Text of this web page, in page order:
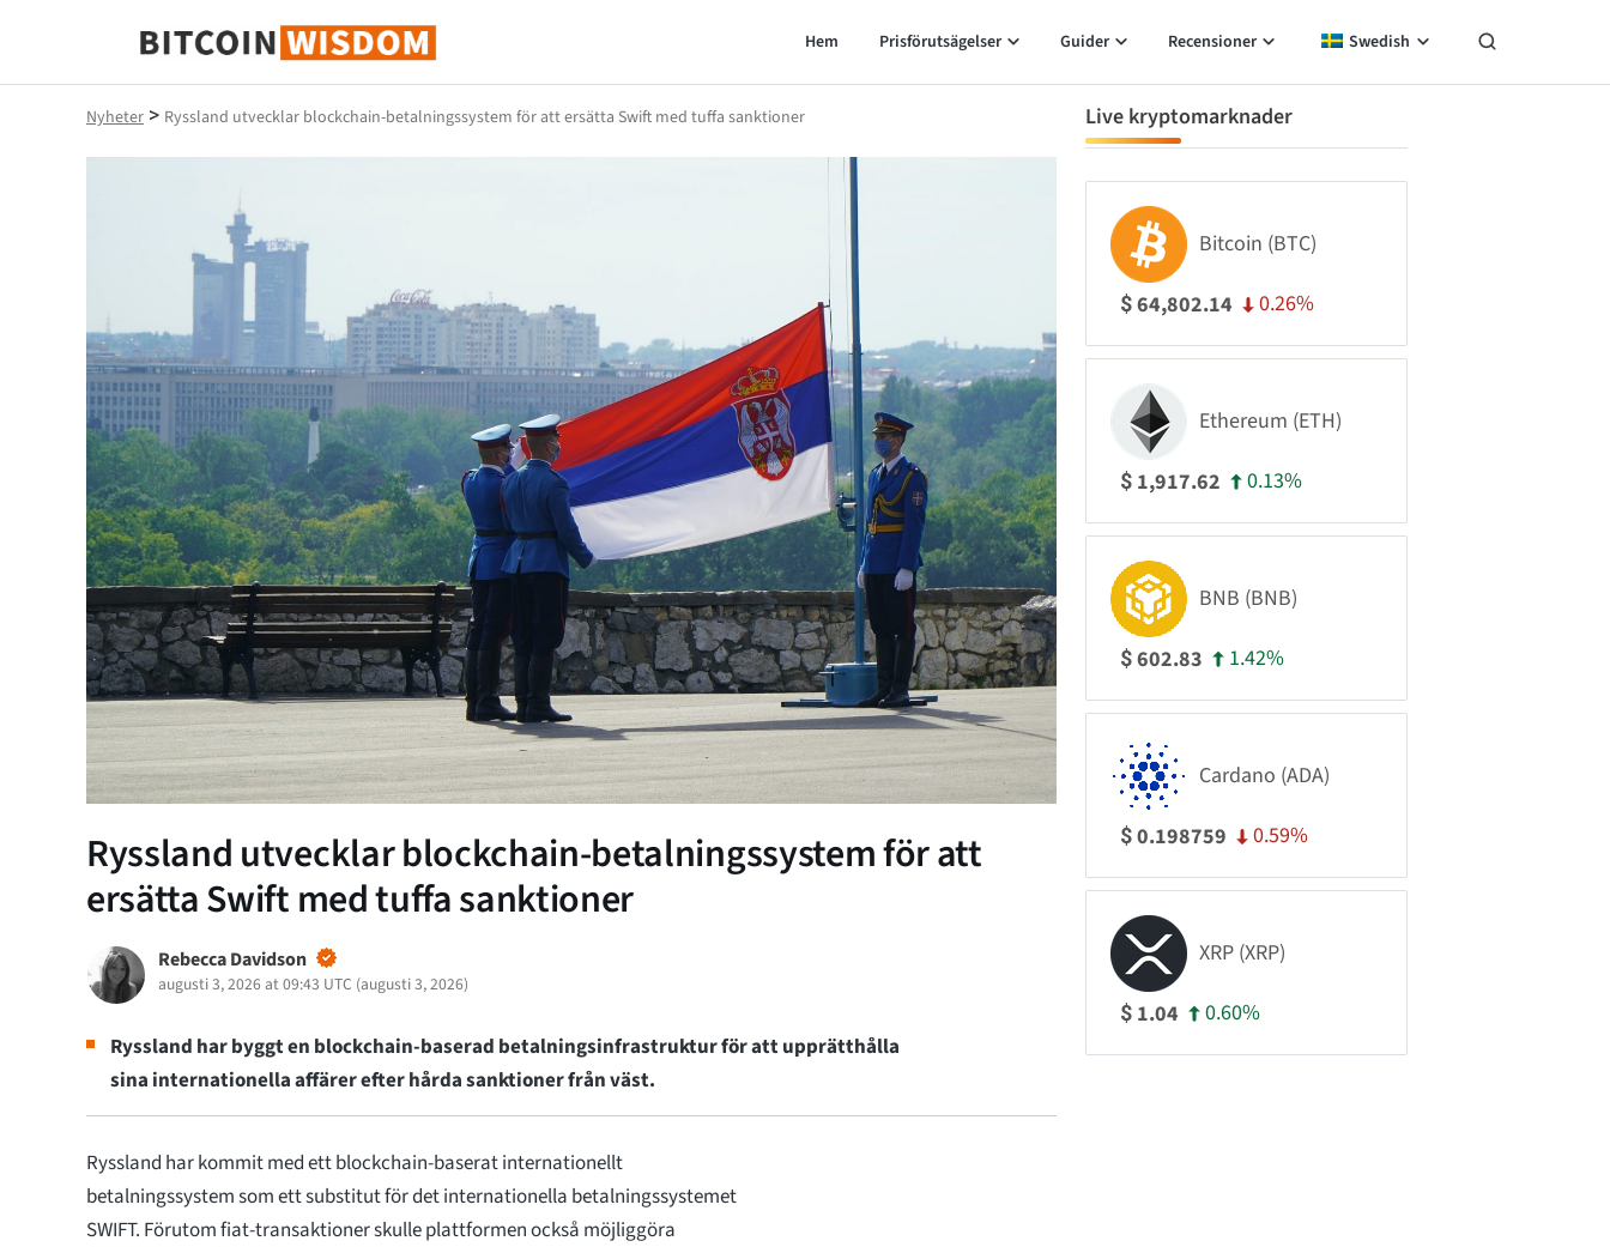
Bitcoin Wisdom
Hem Prisförutsägelser Guider Recensioner Swedish
Nyheter > Ryssland utvecklar blockchain-betalningssystem för att ersätta Swift med tuffa sanktioner
Ryssland utvecklar blockchain-betalningssystem för att
ersätta Swift med tuffa sanktioner
Rebecca Davidson
augusti 3, 2026 at 09:43 UTC (augusti 3, 2026)
Ryssland har byggt en blockchain-baserad betalningsinfrastruktur för att upprätthålla
sina internationella affärer efter hårda sanktioner från väst.
Ryssland har kommit med ett blockchain-baserat internationellt
betalningssystem som ett substitut för det internationella betalningssystemet
SWIFT. Förutom fiat-transaktioner skulle plattformen också möjliggöra
Live kryptomarknader
Bitcoin (BTC)
$64,802.14 0.26%
Ethereum (ETH)
$ 1,917.62 0.13%
BNB (BNB)
$602.83 1.42%
Cardano (ADA)
$0.198759 0.59%
XRP (XRP)
$ 1.04 0.60%